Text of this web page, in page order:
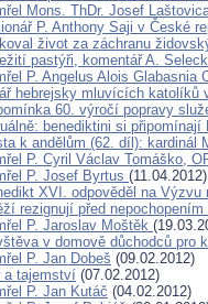
Mons. ThDr. Josef
P. Anthony Saji v České
život za záchranu
pastýři, komentář A.
P. Angelus Alois Glabasnia
hebrejsky mluvících katolíků
60. výročí popravy
benediktini si připomínají
k andělům (62. díl): kardinál
P. Cyril Václav Tomáško,
P. Josef Byrtus (11.04.2012)
XVI. odpověděl na
rezignují před
P. Jaroslav Moštěk
v domově důchodců pro
P. Jan Dobeš (09.02.2012)
a tajemství (07.02.2012)
P. Jan Kutáč (04.02.2012)